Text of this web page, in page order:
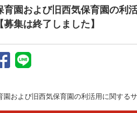
育園および旧西気保育園の利
募集は終了しました】
園および旧西気保育園の利活用に関する